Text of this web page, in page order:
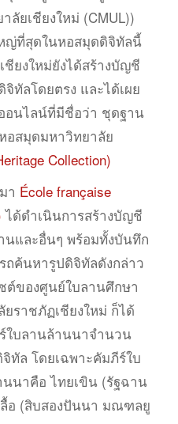
ยเชียงใหม่ (CMUL))
ญ่ที่สุดในหอสมุดดิจิทัลนี้
ยงใหม่ยังได้สร้างบัญชี
ทัลโดยตรง และได้เผย
อนไลน์ที่มีชื่อว่า ชุดฐาน
อสมุดมหาวิทยาลัย
Collection)
า École française
ได้ดำเนินการสร้างบัญชี
และอื่นๆ พร้อมทั้งบันทึก
ถค้นหารูปดิจิทัลดังกล่าว
ต์ของศูนย์ใบลานศึกษา
ราชภัฏเชียงใหม่ ก็ได้
ใบลานล้านนาจำนวน
ทัล โดยเฉพาะคัมภีร์ใบ
นาคือ ไทยเขิน (รัฐฉาน
ลื้อ (สิบสองปันนา มณฑลยู